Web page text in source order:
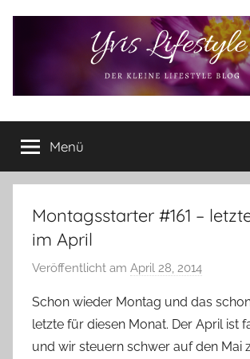
Yvis
Lifestyle
Lifestyle
Blog
–
Lifestyle,
Rezensionen,
Produkttests
und
mehr
Menü
Montagsstarter #161 –
im April
Veröffentlicht am April 28, 2014
n
Y
v
Schon wieder Montag und das
letzte für diesen Monat. Der April ist
und wir steuern schwer auf den Mai